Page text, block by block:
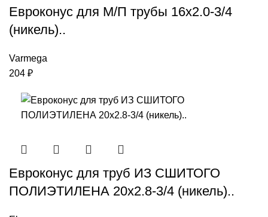
Евроконус для М/П трубы 16х2.0-3/4
(никель)..
Varmega
204 ₽
Евроконус для труб ИЗ СШИТОГО
ПОЛИЭТИЛЕНА 20х2.8-3/4 (никель)..